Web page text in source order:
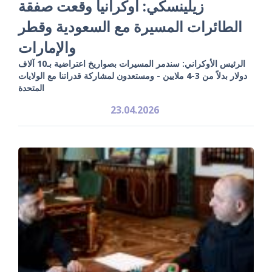
زيلينسكي: أوكرانيا وقعت صفقة
الطائرات المسيرة مع السعودية وقطر
والإمارات
الرئيس الأوكراني: سندمر المسيرات بصواريخ اعتراضية بـ10 آلاف
دولار بدلاً من 3-4 ملايين - ومستعدون لمشاركة قدراتنا مع الولايات
المتحدة
23.04.2026